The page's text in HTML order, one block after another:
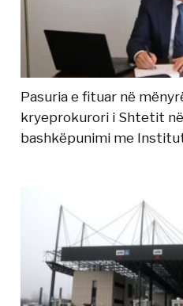
Pasuria e fituar në
kryeprokurori i Shtetit
bashkëpunimi me